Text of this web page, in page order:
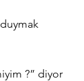
?” diyor